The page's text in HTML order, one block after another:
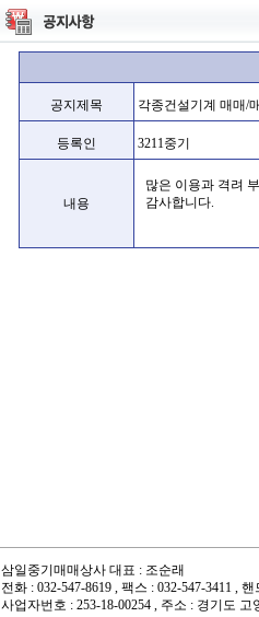
공지제목 각종건설기계 매매/
등록인 3211중기
내용
많은 이용과 격려
감사합니다.
삼일중기매매상사 대표 : 조순래
전화 : 032-547-8619 , 팩스 : 032-547-3411 ,
사업자번호 : 253-18-00254 , 주소 : 경기도